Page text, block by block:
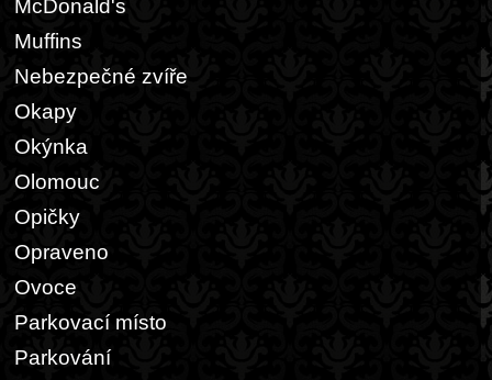
McDonald's
Muffins
Nebezpečné zvíře
Okapy
Okýnka
Olomouc
Opičky
Opraveno
Ovoce
Parkovací místo
Parkování